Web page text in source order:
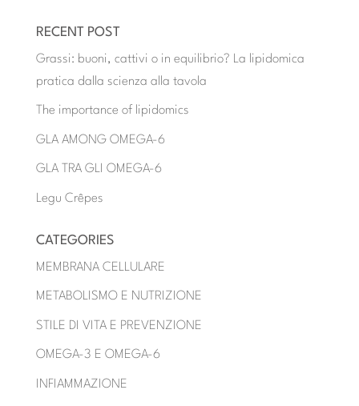
RECENT POST
Grassi: buoni, cattivi o in equilibrio? La lipidomica
pratica dalla scienza alla tavola
The importance of lipidomics
GLA AMONG OMEGA-6
GLA TRA GLI OMEGA-6
Legu Crêpes
CATEGORIES
MEMBRANA CELLULARE
METABOLISMO E NUTRIZIONE
STILE DI VITA E PREVENZIONE
OMEGA-3 E OMEGA-6
INFIAMMAZIONE